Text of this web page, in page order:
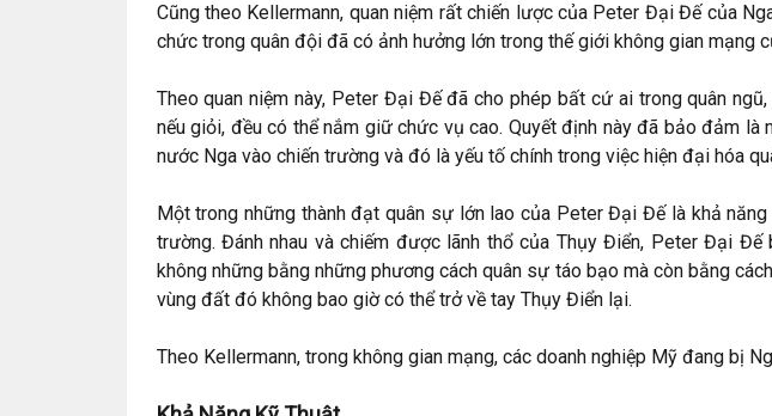
Cũng theo Kellermann, quan niệm rất chiến lược của Peter Đại Đế của
chức trong quân đội đã có ảnh hưởng lớn trong thế giới không gian mạng
Theo quan niệm này, Peter Đại Đế đã cho phép bất cứ ai trong quân
nếu giỏi, đều có thể nắm giữ chức vụ cao. Quyết định này đã bảo đảm là
nước Nga vào chiến trường và đó là yếu tố chính trong việc hiện đại hóa
Một trong những thành đạt quân sự lớn lao của Peter Đại Đế là khả
trường. Đánh nhau và chiếm được lãnh thổ của Thụy Điển, Peter Đại Đế
không những bằng những phương cách quân sự táo bạo mà còn bằng
vùng đất đó không bao giờ có thể trở về tay Thụy Điển lại.
Theo Kellermann, trong không gian mạng, các doanh nghiệp Mỹ đang bị